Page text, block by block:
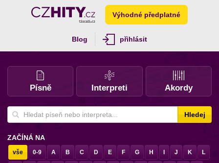
Výhodné předplatné
Blog přihlásit
Písně Interpreti Akordy
Hledej
ZAČÍNÁ NA
vše 0-9 A B C D E F G H J K L